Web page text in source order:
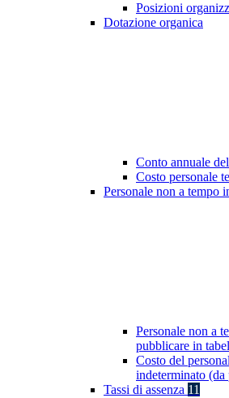
Posizioni
Dotazione organica
Conto annuale
Costo personale
Personale non a tempo
Personale non a
pubblicare in
Costo del
indeterminato
Tassi di assenza 11